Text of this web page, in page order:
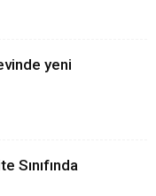
yeni
Sınıfında